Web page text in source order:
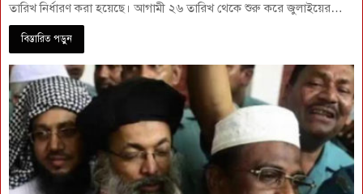
তারিখ নির্ধারণ করা হয়েছে। আগামী ২৬ তারিখ থেকে শুরু করে জুলাইয়ের…
বিস্তারিত পড়ুন